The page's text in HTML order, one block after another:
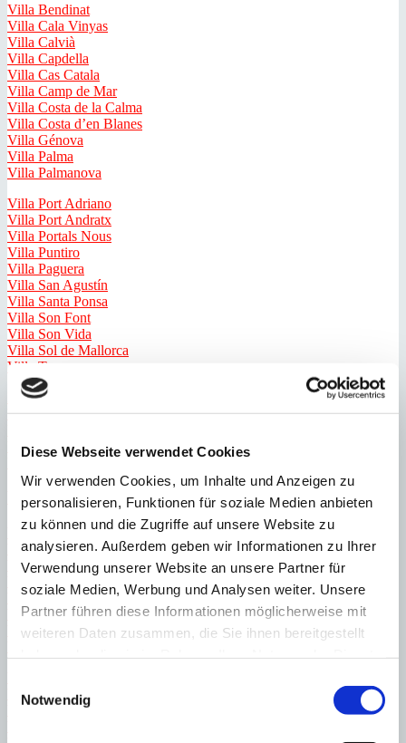
Diese Webseite verwendet Cookies
Wir verwenden Cookies, um Inhalte und Anzeigen zu
personalisieren, Funktionen für soziale Medien anbieten
zu können und die Zugriffe auf unsere Website zu
analysieren. Außerdem geben wir Informationen zu Ihrer
Verwendung unserer Website an unsere Partner für
soziale Medien, Werbung und Analysen weiter. Unsere
Partner führen diese Informationen möglicherweise mit
weiteren Daten zusammen, die Sie ihnen bereitgestellt
Notwendig
Villa Bendinat
Villa Cala Vinyas
Villa Calvià
Villa Capdella
Villa Cas Catala
Villa Camp de Mar
Villa Costa de la Calma
Villa Costa d’en Blanes
Villa Génova
Villa Palma
Villa Palmanova
Villa Port Adriano
Villa Port Andratx
Villa Portals Nous
Villa Puntiro
Villa Paguera
Villa San Agustín
Villa Santa Ponsa
Villa Son Font
Villa Son Vida
Villa Sol de Mallorca
Villa Torrenova
Luxusvilla Mallorca
Villen am Golfplatz
Villen in 1. Meereslinie
Wohnung Mallorca
Wohnung Bendinat
Wohnung Cala Vinyas
Wohnung Camp de Mar
Wohnung Cas Catalá
Wohnung Genova
Wohnung Illetas
Wohnung Paguera
Wohnung Port Andratx
Wohnung Portals Nous